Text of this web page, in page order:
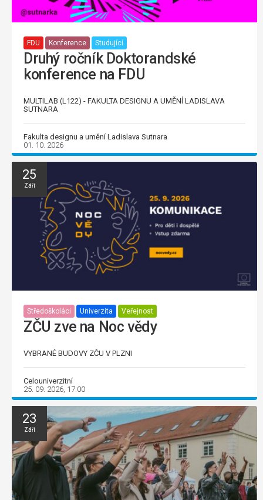
FDU Konference Studující
Druhý ročník Doktorandské
konference na FDU
MULTILAB (L122) - FAKULTA DESIGNU A UMĚNÍ LADISLAVA
SUTNARA
Fakulta designu a umění Ladislava Sutnara
01. 10. 2026
25
Září
Středoškoláci Univerzita Veřejnost
ZČU zve na Noc vědy
VYBRANÉ BUDOVY ZČU V PLZNI
Celouniverzitní
25. 09. 2026, 17:00
23
Září